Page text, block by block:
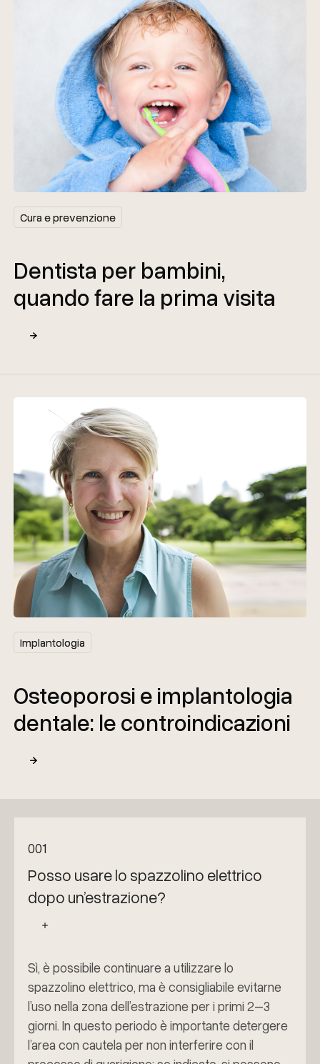
Cura e prevenzione
Cura e prevenzione
Dentista per bambini,
quando fare la prima visita
Implantologia
Implantologia
Osteoporosi e implantologia
dentale: le controindicazioni
001
Posso usare lo spazzolino elettrico
dopo un’estrazione?
Sì, è possibile continuare a utilizzare lo
spazzolino elettrico, ma è consigliabile evitarne
l’uso nella zona dell’estrazione per i primi 2–3
giorni. In questo periodo è importante detergere
l’area con cautela per non interferire con il